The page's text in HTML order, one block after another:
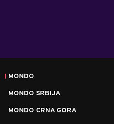
MONDO
MONDO SRBIJA
MONDO CRNA GORA